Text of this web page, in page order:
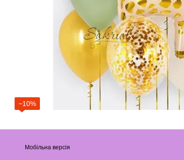
−10%
Мобільна версія